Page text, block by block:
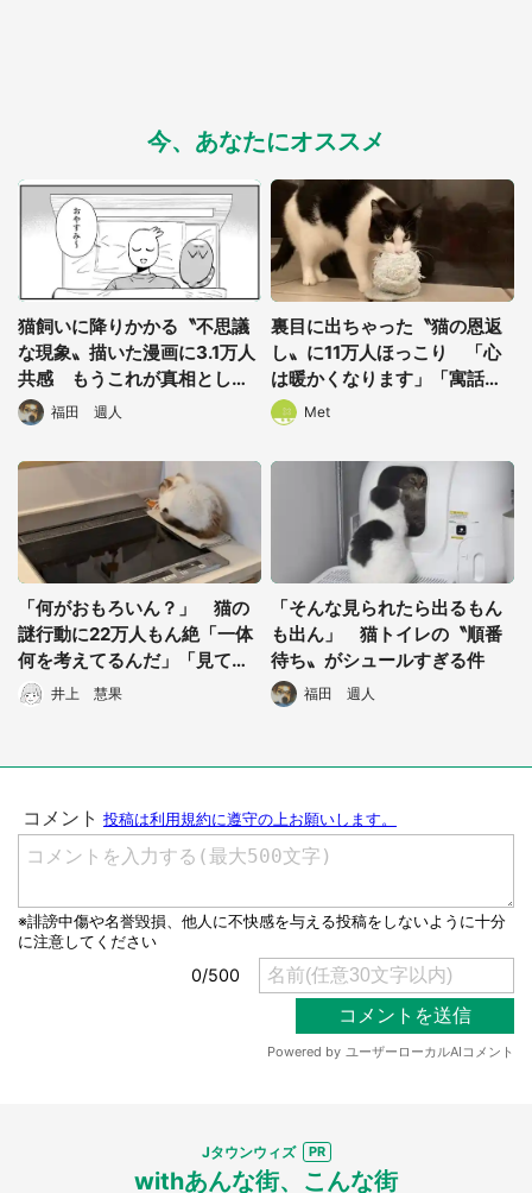
今、あなたにオススメ
猫飼いに降りかかる〝不思議
な現象〟描いた漫画に3.1万人
共感 もうこれが真相としか
思えない...
福田 週人
裏目に出ちゃった〝猫の恩返
し〟に11万人ほっこり 「心
は暖かくなります」「寓話と
して完璧」
Met
「何がおもろいん？」 猫の
謎行動に22万人もん絶「一体
何を考えてるんだ」「見てる
こちらは最高におもろい」
井上 慧果
「そんな見られたら出るもん
も出ん」 猫トイレの〝順番
待ち〟がシュールすぎる件
福田 週人
Jタウンウィズ
withあんな街、こんな街